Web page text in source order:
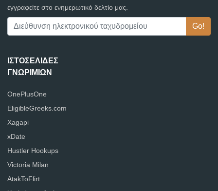
εγγραφείτε στο ενημερωτικό δελτίο μας.
ΙΣΤΟΣΕΛΊΔΕΣ
ΓΝΩΡΙΜΙΏΝ
OnePlusOne
EligibleGreeks.com
Xagapi
xDate
Hustler Hookups
Victoria Milan
AtakToFlirt